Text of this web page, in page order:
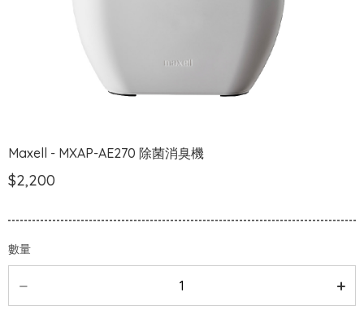
Maxell - MXAP-AE270 除菌消臭機
$2,200
數量